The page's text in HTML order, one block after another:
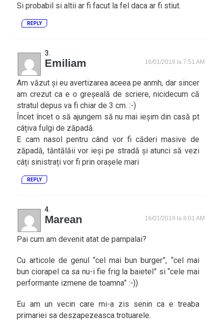
Si probabil si altii ar fi facut la fel daca ar fi stiut.
REPLY
Emiliam 16/01/2019 la 7:51 AM
Am văzut și eu avertizarea aceea pe anmh, dar sincer
am crezut ca e o greșeală de scriere, nicidecum că
stratul depus va fi chiar de 3 cm. :-)
Încet încet o să ajungem să nu mai ieșim din casă pt
câțiva fulgi de zăpadă.
E cam nasol pentru când vor fi căderi masive de
zăpadă, tăntălăii vor ieși pe stradă și atunci să vezi
câți sinistrați vor fi prin orașele mari
REPLY
Marean 16/01/2019 la 8:01 AM
Pai cum am devenit atat de pampalai?
Cu articole de genul “cel mai bun burger”, “cel mai
bun ciorapel ca sa nu-i fie frig la baietel” si “cele mai
performante izmene de toamna” :-))
Eu am un vecin care mi-a zis senin ca e treaba
primariei sa deszapezeasca trotuarele.